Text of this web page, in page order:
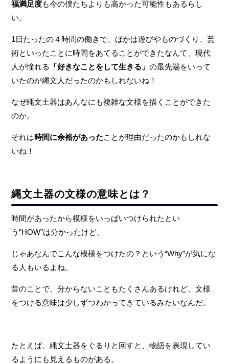
福満足度も今の僕たちよりも高かった可能性もあるらし
い。
1日たったの４時間の働きで、ほかは遊びやものづくり、芸
術といったことに時間をあてることができたなんて、現代
人が憧れる
「好きなことをして生きる」の最先端をいって
いたのが縄文人だったのかもしれないね！
なぜ縄文土器はあんなにも複雑な文様を描くことができた
のか。
それは時間に余裕があったことが理由だったのかもしれな
いね！
縄文土器の文様の意味とは？
時間があったから模様をいっぱいつけられたとい
う“HOW”は分かったけど、
じゃあなんでこんな模様をつけたの？という“Why”が気にな
る人もいるよね。
昔のことで、分からないこともたくさんあるけれど、文様
をつける意味は少しずつわかってきているみたいなんだ。
たとえば、縄文土器をぐるりと回すと、物語を表現してい
るようにも見えるものがある。